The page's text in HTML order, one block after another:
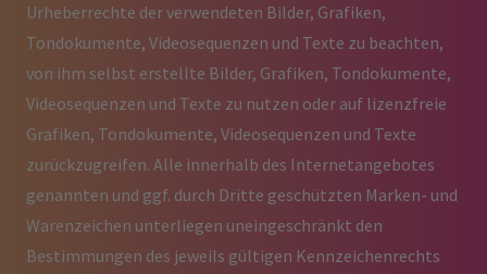
Urheberrechte der verwendeten Bilder, Grafiken,
Tondokumente, Videosequenzen und Texte zu beachten,
von ihm selbst erstellte Bilder, Grafiken, Tondokumente,
Videosequenzen und Texte zu nutzen oder auf lizenzfreie
Grafiken, Tondokumente, Videosequenzen und Texte
zurückzugreifen. Alle innerhalb des Internetangebotes
genannten und ggf. durch Dritte geschützten Marken- und
Warenzeichen unterliegen uneingeschränkt den
Bestimmungen des jeweils gültigen Kennzeichenrechts